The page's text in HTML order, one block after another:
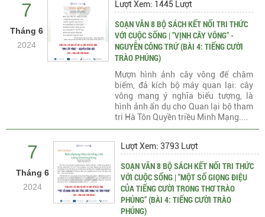
7
Tháng 6
2024
Lượt Xem: 1445 Lượt
SOẠN VĂN 8 BỘ SÁCH KẾT NỐI TRI THỨC
VỚI CUỘC SỐNG | "VỊNH CÂY VÔNG" -
NGUYỄN CÔNG TRỨ (BÀI 4: TIẾNG CƯỜI
TRÀO PHÚNG)
Mượn hình ảnh cây vông để châm
biếm, đả kích bộ máy quan lại: cây
vông mang ý nghĩa biểu tượng, là
hình ảnh ẩn dụ cho Quan lại bộ tham
tri Hà Tôn Quyền triều Minh Mạng....
7
Tháng 6
2024
Lượt Xem: 3793 Lượt
SOẠN VĂN 8 BỘ SÁCH KẾT NỐI TRI THỨC
VỚI CUỘC SỐNG | "MỘT SỐ GIỌNG ĐIỆU
CỦA TIẾNG CƯỜI TRONG THƠ TRÀO
PHÚNG" (BÀI 4: TIẾNG CƯỜI TRÀO
PHÚNG)